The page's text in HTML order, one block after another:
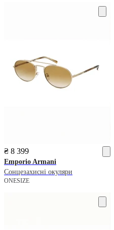
₴ 8 399
Emporio Armani
Сонцезахисні окуляри
ONESIZE